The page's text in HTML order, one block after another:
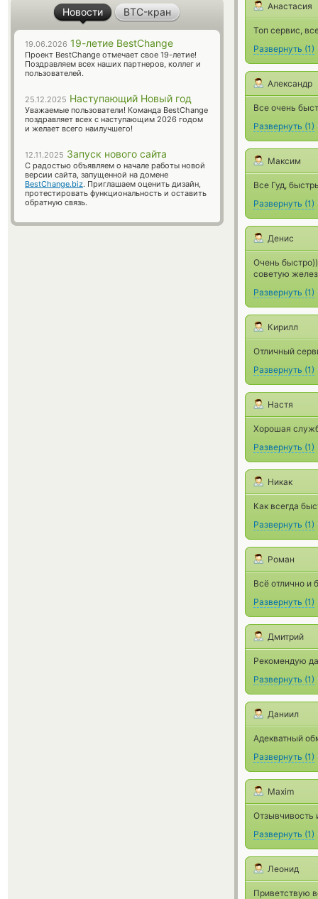
Анастасия
Топ сервис,
Развернуть (1)
Александр
Все очень
Развернуть (1)
Максим
Все Гуд,
Развернуть (1)
Денис
Очень
советую
Развернуть (1)
Кирилл
Отличный
Развернуть (1)
Настя
Хорошая
Развернуть (1)
Никак
Как всегда
Развернуть (1)
Роман
Всё отлично и
Развернуть (1)
Дмитрий
Рекомендую
Развернуть (1)
Даниил
Адекватный
Развернуть (1)
Maxim
Отзывчивость
Развернуть (1)
Леонид
Приветствую
Новости BTC-кран
19.06.2026 19-летие BestChange
Проект BestChange отмечает свое 19-летие!
Поздравляем всех наших партнеров, коллег и
пользователей.
25.12.2025 Наступающий Новый год
Уважаемые пользователи! Команда BestChange
поздравляет всех с наступающим 2026 годом
и желает всего наилучшего!
12.11.2025 Запуск нового сайта
С радостью объявляем о начале работы новой
версии сайта, запущенной на домене
BestChange.biz. Приглашаем оценить дизайн,
протестировать функциональность и оставить
обратную связь.